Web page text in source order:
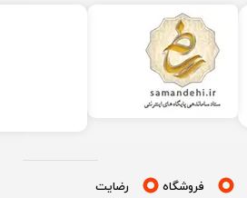
فروشگاه
رضایت